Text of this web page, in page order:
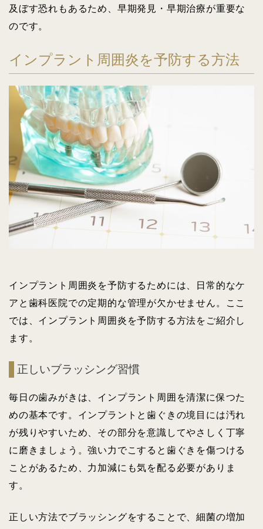
及ぼす恐れもあるため、早期発見・早期治療が重要な
のです。
インプラント周囲炎を予防する方法
インプラント周囲炎を予防するためには、日常的なケ
アと歯科医院での定期的な管理が欠かせません。ここ
では、インプラント周囲炎を予防する方法をご紹介し
ます。
正しいブラッシング習慣
毎日の歯みがきは、インプラント周囲を清潔に保つた
めの基本です。インプラントと歯ぐきの境目には汚れ
が残りやすいため、その部分を意識してやさしく丁寧
に磨きましょう。強い力でこすると歯ぐきを傷つける
ことがあるため、力加減にも気を配る必要がありま
す。
正しい方法でブラッシングをすることで、細菌の増加